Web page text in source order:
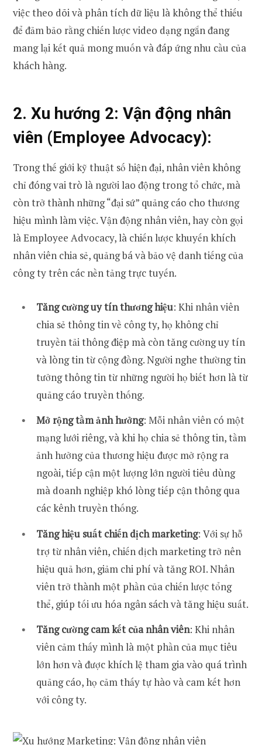
việc theo dõi và phân tích dữ liệu là không thể thiếu
để đảm bảo rằng chiến lược video dạng ngắn đang
mang lại kết quả mong muốn và đáp ứng nhu cầu của
khách hàng.
2. Xu hướng 2: Vận động nhân
viên (Employee Advocacy):
Trong thế giới kỹ thuật số hiện đại, nhân viên không
chỉ đóng vai trò là người lao động trong tổ chức, mà
còn trở thành những “đại sứ” quảng cáo cho thương
hiệu mình làm việc. Vận động nhân viên, hay còn gọi
là Employee Advocacy, là chiến lược khuyến khích
nhân viên chia sẻ, quảng bá và bảo vệ danh tiếng của
công ty trên các nền tảng trực tuyến.
Tăng cường uy tín thương hiệu: Khi nhân viên
chia sẻ thông tin về công ty, họ không chỉ
truyền tải thông điệp mà còn tăng cường uy tín
và lòng tin từ cộng đồng. Người nghe thường tin
tưởng thông tin từ những người họ biết hơn là từ
quảng cáo truyền thống.
Mở rộng tầm ảnh hưởng: Mỗi nhân viên có một
mạng lưới riêng, và khi họ chia sẻ thông tin, tầm
ảnh hưởng của thương hiệu được mở rộng ra
ngoài, tiếp cận một lượng lớn người tiêu dùng
mà doanh nghiệp khó lòng tiếp cận thông qua
các kênh truyền thống.
Tăng hiệu suất chiến dịch marketing: Với sự hỗ
trợ từ nhân viên, chiến dịch marketing trở nên
hiệu quả hơn, giảm chi phí và tăng ROI. Nhân
viên trở thành một phần của chiến lược tổng
thể, giúp tối ưu hóa ngân sách và tăng hiệu suất.
Tăng cường cam kết của nhân viên: Khi nhân
viên cảm thấy mình là một phần của mục tiêu
lớn hơn và được khích lệ tham gia vào quá trình
quảng cáo, họ cảm thấy tự hào và cam kết hơn
với công ty.